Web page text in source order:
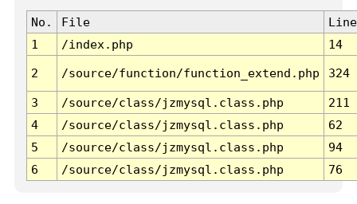
No. File
Line
1
/index.php 14
2 /source/function/function_extend.php 324
3 /source/class/jzmysql.class.php
211
4
/source/class/jzmysql.class.php
62
5
/source/class/jzmysql.class.php
94
6
/source/class/jzmysql.class.php 76